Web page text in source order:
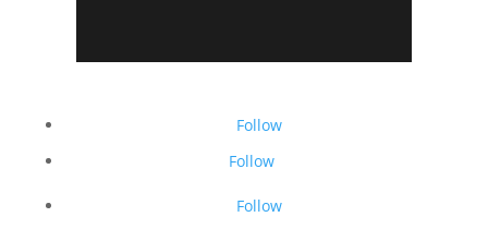
Follow
Follow
Follow